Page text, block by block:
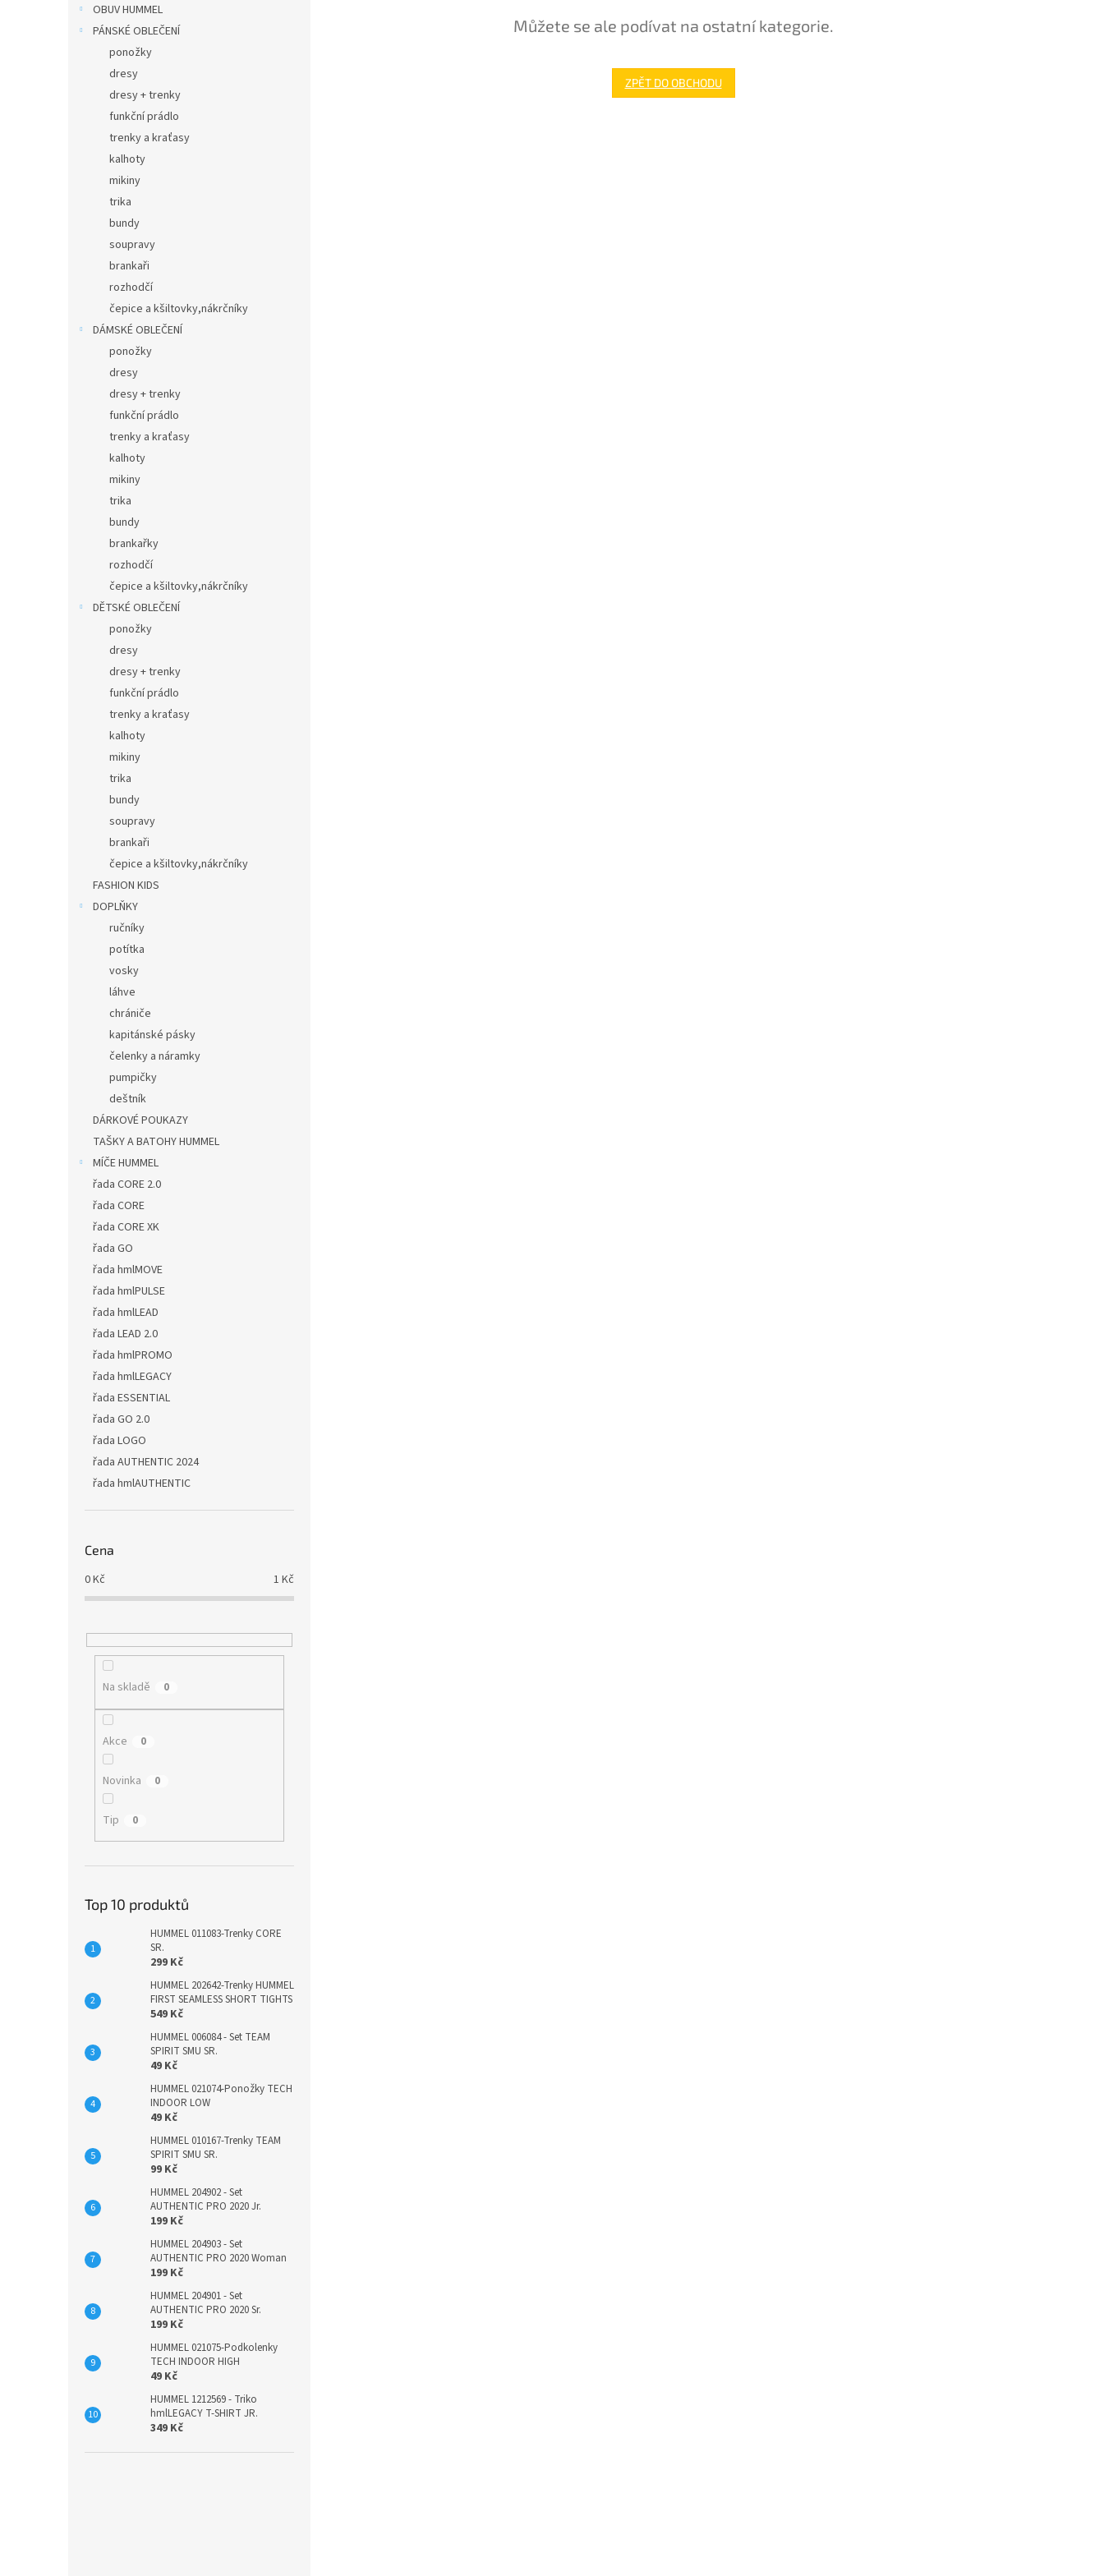
OBUV HUMMEL
PÁNSKÉ OBLEČENÍ
ponožky
dresy
dresy + trenky
funkční prádlo
trenky a kraťasy
kalhoty
mikiny
trika
bundy
soupravy
brankaři
rozhodčí
čepice a kšiltovky,nákrčníky
DÁMSKÉ OBLEČENÍ
ponožky
dresy
dresy + trenky
funkční prádlo
trenky a kraťasy
kalhoty
mikiny
trika
bundy
brankařky
rozhodčí
čepice a kšiltovky,nákrčníky
DĚTSKÉ OBLEČENÍ
ponožky
dresy
dresy + trenky
funkční prádlo
trenky a kraťasy
kalhoty
mikiny
trika
bundy
soupravy
brankaři
čepice a kšiltovky,nákrčníky
FASHION KIDS
DOPLŇKY
ručníky
potítka
vosky
láhve
chrániče
kapitánské pásky
čelenky a náramky
pumpičky
deštník
DÁRKOVÉ POUKAZY
TAŠKY A BATOHY HUMMEL
MÍČE HUMMEL
řada CORE 2.0
řada CORE
řada CORE XK
řada GO
řada hmlMOVE
řada hmlPULSE
řada hmlLEAD
řada LEAD 2.0
řada hmlPROMO
řada hmlLEGACY
řada ESSENTIAL
řada GO 2.0
řada LOGO
řada AUTHENTIC 2024
řada hmlAUTHENTIC
Cena
0Kč 1 Kč
Na skladě 0
Akce 0
Novinka 0
Tip 0
Top 10 produktů
HUMMEL 011083-Trenky CORE
SR.
299 Kč
HUMMEL 202642-Trenky HUMMEL
FIRST SEAMLESS SHORT TIGHTS
549 Kč
HUMMEL 006084 - Set TEAM
SPIRIT SMU SR.
49 Kč
HUMMEL 021074-Ponožky TECH
INDOOR LOW
49 Kč
HUMMEL 010167-Trenky TEAM
SPIRIT SMU SR.
99 Kč
HUMMEL 204902 - Set
AUTHENTIC PRO 2020 Jr.
199 Kč
HUMMEL 204903 - Set
AUTHENTIC PRO 2020 Woman
199 Kč
HUMMEL 204901 - Set
AUTHENTIC PRO 2020 Sr.
199 Kč
HUMMEL 021075-Podkolenky
TECH INDOOR HIGH
49 Kč
HUMMEL 1212569 - Triko
hmlLEGACY T-SHIRT JR.
349 Kč
Můžete se ale podívat na ostatní kategorie.
ZPĚT DO OBCHODU